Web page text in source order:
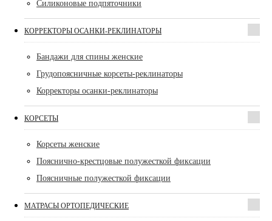
Силиконовые подпяточники
КОРРЕКТОРЫ ОСАНКИ-РЕКЛИНАТОРЫ
Бандажи для спины женские
Грудопоясничные корсеты-реклинаторы
Корректоры осанки-реклинаторы
КОРСЕТЫ
Корсеты женские
Пояснично-крестцовые полужесткой фиксации
Поясничные полужесткой фиксации
МАТРАСЫ ОРТОПЕДИЧЕСКИЕ